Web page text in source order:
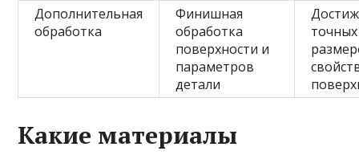
Дополнительная
обработка
Финишная
обработка
поверхности и
параметров
детали
точных
Какие материалы